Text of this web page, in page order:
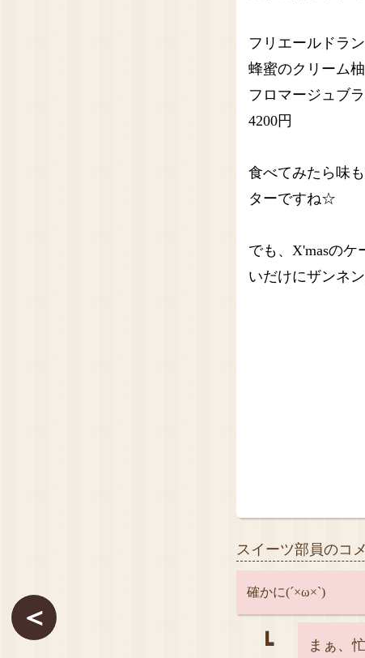
フリエールドラ
蜂蜜のクリーム
フロマージュブ
4200円
食べてみたら味
ターですね☆
でも、X'masの
いだけにザンネ
スイーツ部員のコ
確かに(´×ω×`)
┗
まぁ、
＜